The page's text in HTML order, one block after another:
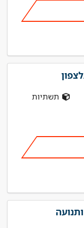
תשתיות